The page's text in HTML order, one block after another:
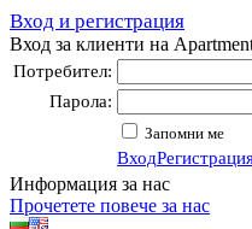
Вход и регистрация
Вход за клиенти на
Потребител:
Парола:
Запомни ме
Вход
Информация за нас
Прочетете повече за нас